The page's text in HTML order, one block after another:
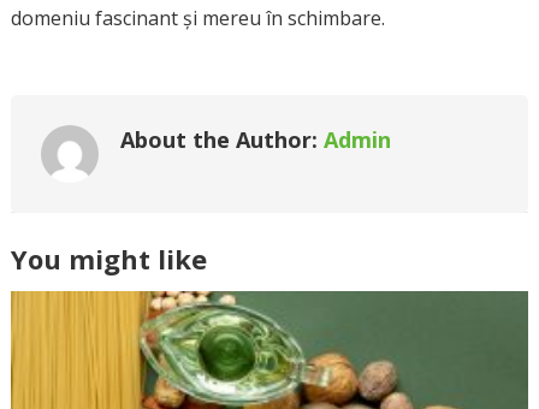
domeniu fascinant și mereu în schimbare.
About the Author: Admin
You might like